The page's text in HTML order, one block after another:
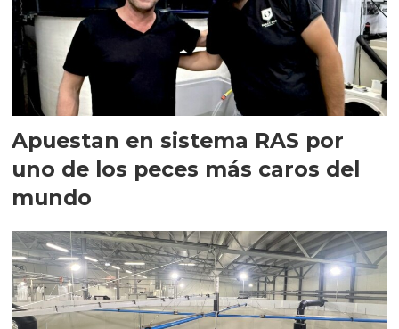
Apuestan en sistema RAS por
uno de los peces más caros del
mundo